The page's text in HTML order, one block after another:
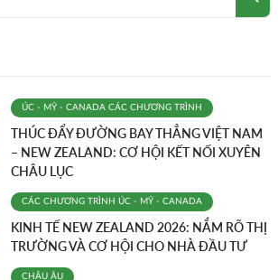
ÚC - MỸ - CANADA CÁC CHƯƠNG TRÌNH
THÚC ĐẨY ĐƯỜNG BAY THẲNG VIỆT NAM
– NEW ZEALAND: CƠ HỘI KẾT NỐI XUYÊN
CHÂU LỤC
CÁC CHƯƠNG TRÌNH ÚC - MỸ - CANADA
KINH TẾ NEW ZEALAND 2026: NẮM RÕ THỊ
TRƯỜNG VÀ CƠ HỘI CHO NHÀ ĐẦU TƯ
CHÂU ÂU